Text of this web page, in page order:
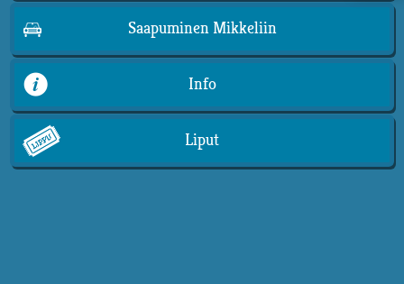
Saapuminen Mikkeliin
Info
Liput